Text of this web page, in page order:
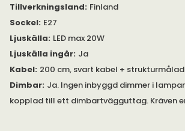
Tillverkningsland: Finland
Sockel: E27
Ljuskälla: LED max 20W
Ljuskälla ingår: Ja
Kabel: 200 cm, svart kabel +
Dimbar: Ja. Ingen inbyggd dimmer i
kopplad till ett dimbartvägguttag. Kräven